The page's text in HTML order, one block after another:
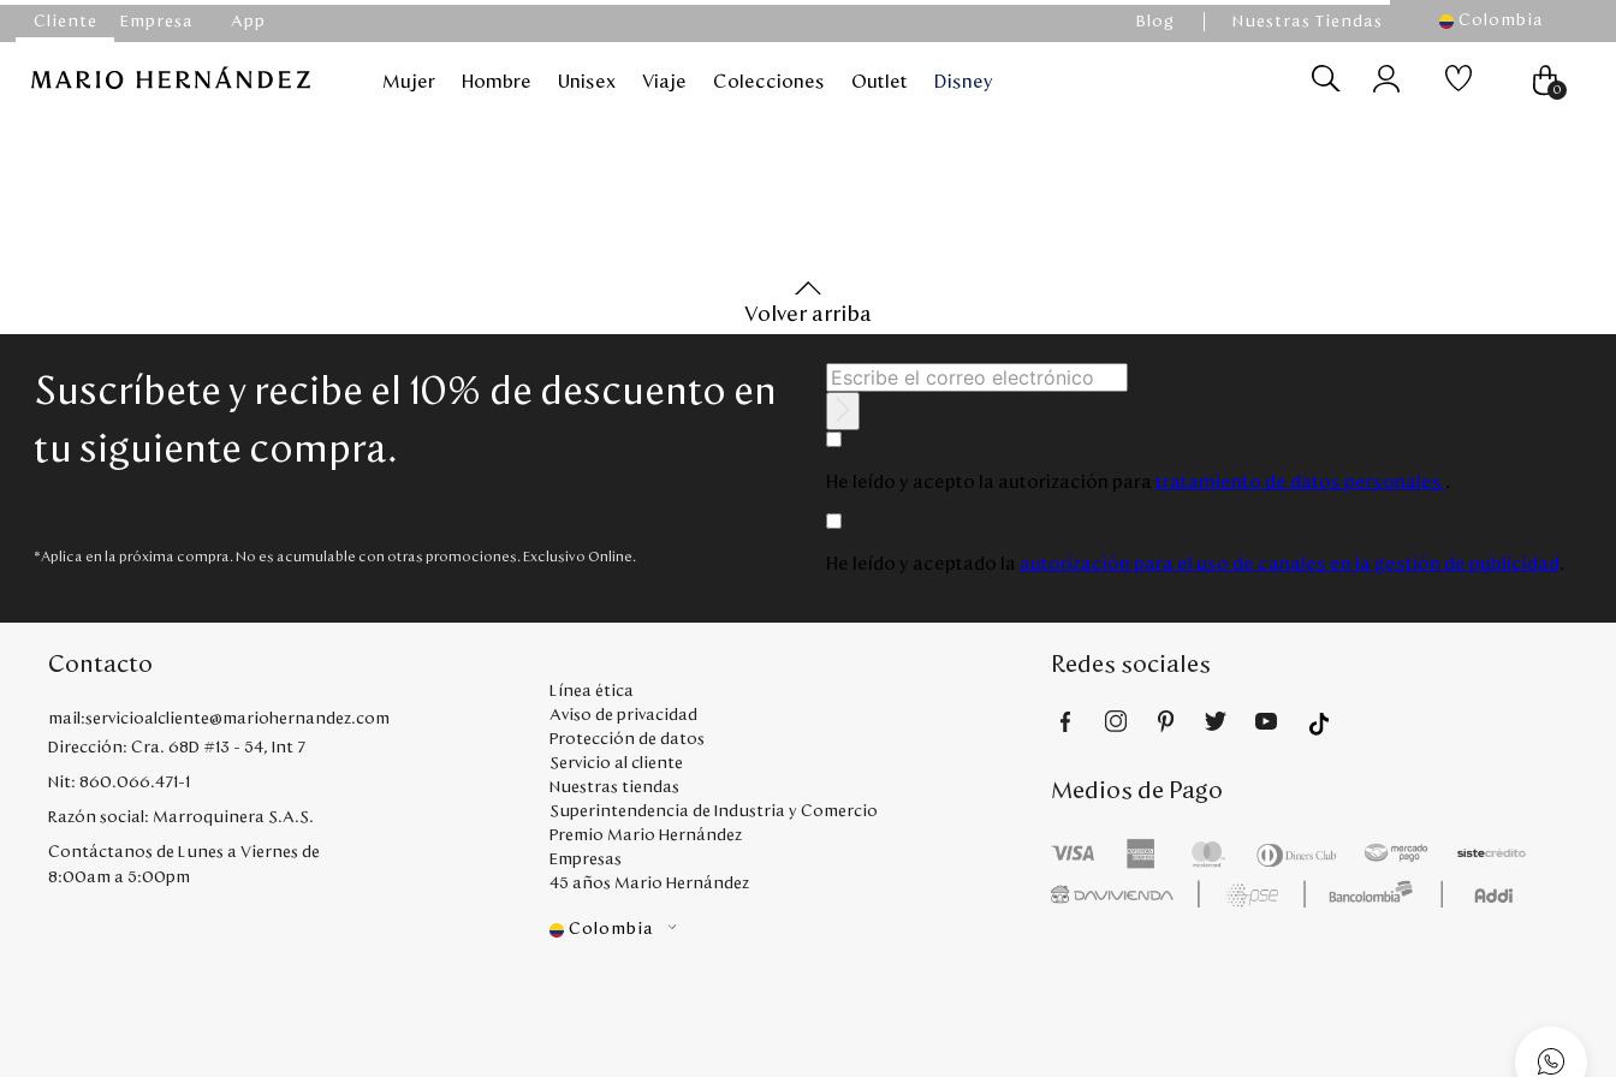
Cliente Empresa App Blog Nuestras Tiendas Colombia
Mujer Hombre Unisex Viaje Colecciones Outlet Disney 0
Volver arriba
Suscríbete y recibe el 10% de descuento en
tu siguiente compra.
*Aplica en la próxima compra. No es acumulable con otras promociones. Exclusivo Online.
He leído y acepto la autorización para tratamiento de datos personales .
He leído y aceptado la autorización para el uso de canales en la gestión de publicidad .
Contacto
mail:servicioalcliente@mariohernandez.com
Dirección: Cra. 68D #13 - 54, Int 7
Nit: 860.066.471-1
Razón social: Marroquinera S.A.S.
Contáctanos de Lunes a Viernes de
8:00am a 5:00pm
Línea ética
Aviso de privacidad
Protección de datos
Servicio al cliente
Nuestras tiendas
Superintendencia de Industria y Comercio
Premio Mario Hernández
Empresas
45 años Mario Hernández
Colombia
Redes sociales
Medios de Pago